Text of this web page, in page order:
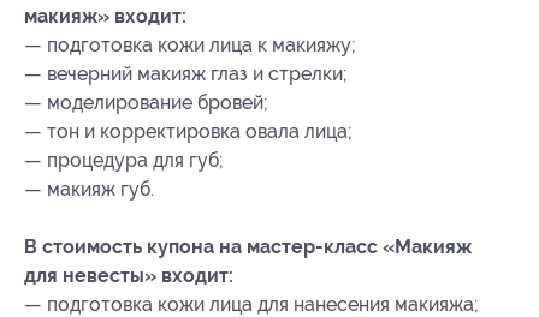
макияж» входит:
— подготовка кожи лица к макияжу;
— вечерний макияж глаз и стрелки;
— моделирование бровей;
— тон и корректировка овала лица;
— процедура для губ;
— макияж губ.
В стоимость купона на мастер-класс «Макияж
для невесты» входит:
— подготовка кожи лица для нанесения макияжа;